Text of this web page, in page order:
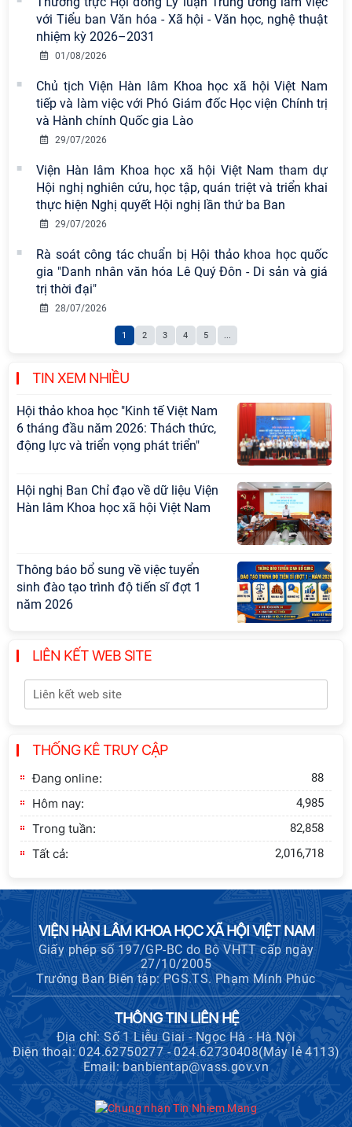
với Tiểu ban Văn hóa - Xã hội - Văn học, nghệ thuật
nhiệm kỳ 2026–2031
01/08/2026
Chủ tịch Viện Hàn lâm Khoa học xã hội Việt Nam
tiếp và làm việc với Phó Giám đốc Học viện Chính trị
và Hành chính Quốc gia Lào
29/07/2026
Viện Hàn lâm Khoa học xã hội Việt Nam tham dự
Hội nghị nghiên cứu, học tập, quán triệt và triển khai
thực hiện Nghị quyết Hội nghị lần thứ ba Ban
29/07/2026
Rà soát công tác chuẩn bị Hội thảo khoa học quốc
gia "Danh nhân văn hóa Lê Quý Đôn - Di sản và giá
trị thời đại"
28/07/2026
1 2 3 4 5 ...
TIN XEM NHIỀU
Viện Hàn lâm Khoa học xã hội Việt
Nam công bố các quyết định về
công tác cán bộ
Chi bộ Viện Sử học tổ chức Tọa đàm
chuyên đề: Đẩy mạnh học tập, thực
hành tư tưởng, đạo đức, phương
giai đoạn phát triển mới
Hội thảo khoa học quốc tế “Không
gian phát triển Việt Nam trong kỷ
và lựa chọn chính sách” sẽ diễn ra
vào thứ ba, ngày 28/7/2026
Hội nghị Lãnh đạo Viện Hàn lâm
Khoa học xã hội Việt Nam làm việc
với Ban Chủ nhiệm các Chương trình
cấp Bộ
Hội thảo khoa học "Kinh tế Việt Nam
6 tháng đầu năm 2026: Thách thức,
động lực và triển vọng phát triển"
Hội nghị Ban Chỉ đạo về dữ liệu Viện
Hàn lâm Khoa học xã hội Việt Nam
Thông báo bổ sung về việc tuyển
sinh đào tạo trình độ tiến sĩ đợt 1
năm 2026
Hội thảo quốc tế "Không gian phát
triển Việt Nam trong kỷ nguyên mới:
Định hướng chiến lược và lựa chọn
chính sách”
xây dựng Thành Nhà Hồ ở núi An
LIÊN KẾT WEB SITE
THỐNG KÊ TRUY CẬP
Đang online: 88
Hôm nay: 4,985
Trong tuần: 82,858
Tất cả: 2,016,718
VIỆN HÀN LÂM KHOA HỌC XÃ HỘI VIỆT NAM
Giấy phép số 197/GP-BC do Bộ VHTT cấp ngày
27/10/2005
Trưởng Ban Biên tập: PGS.TS. Phạm Minh Phúc
THÔNG TIN LIÊN HỆ
Địa chỉ: Số 1 Liễu Giai - Ngọc Hà - Hà Nội
Điện thoại: 024.62750277 - 024.62730408(Máy lẻ 4113)
Email: banbientap@vass.gov.vn